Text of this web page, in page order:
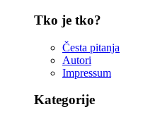
Tko je tko?
Česta pitanja
Autori
Impressum
Kategorije